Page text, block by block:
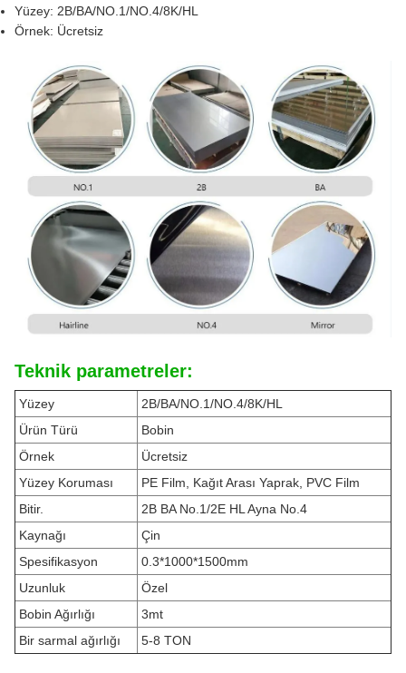
Yüzey: 2B/BA/NO.1/NO.4/8K/HL
Örnek: Ücretsiz
Teknik parametreler:
Yüzey
2B/BA/NO.1/NO.4/8K/HL
Ürün Türü
Bobin
Örnek
Ücretsiz
Yüzey Koruması
PE Film, Kağıt Arası Yaprak, PVC Film
Bitir.
2B BA No.1/2E HL Ayna No.4
Kaynağı
Çin
Spesifikasyon
0.3*1000*1500mm
Uzunluk
Özel
Bobin Ağırlığı
3mt
Bir sarmal ağırlığı
5-8 TON